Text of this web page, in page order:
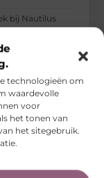
technologieën om
waardevolle
voor
het tonen van
het sitegebruik.
bij Nautilus
waar we